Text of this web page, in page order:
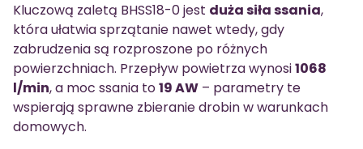
Kluczową zaletą BHSS18-0 jest duża siła ssania,
która ułatwia sprzątanie nawet wtedy, gdy
zabrudzenia są rozproszone po różnych
powierzchniach. Przepływ powietrza wynosi1068
l/min, a moc ssania to19 AW – parametry te
wspierają sprawne zbieranie drobin w warunkach
domowych.